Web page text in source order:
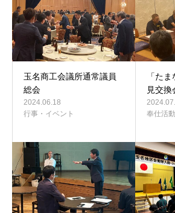
玉名商工会議所通常議員
総会
2024.06.18
行事・イベント
「た
見交換
奉仕活